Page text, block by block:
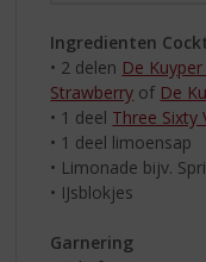
Ingredienten
• 2 delen De
Strawberry of De
• 1 deel Three Sixty
• 1 deel limoensap
• Limonade bijv.
• IJsblokjes
Garnering